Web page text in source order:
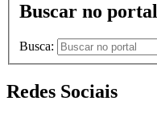
Buscar no portal
Busca:
Redes Sociais